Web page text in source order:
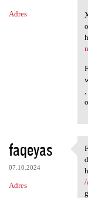
Adres
,
faqeyas
07.10.2024
Adres
/